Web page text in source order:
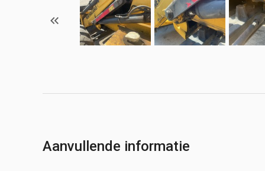
Aanvullende informatie